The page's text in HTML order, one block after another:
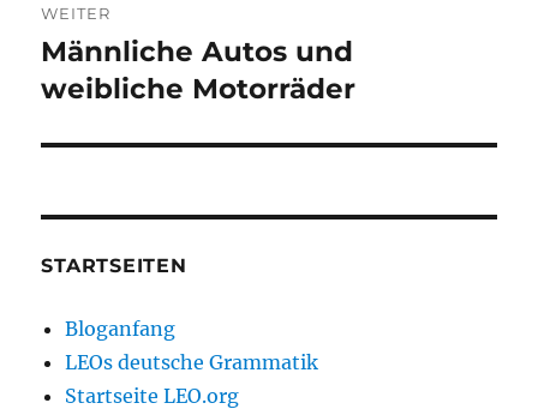
WEITER
Nächster
Beitrag:
Männliche Autos und
weibliche Motorräder
STARTSEITEN
Bloganfang
LEOs deutsche Grammatik
Startseite LEO.org